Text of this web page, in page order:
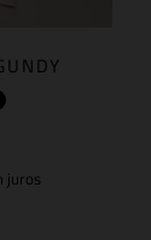
juros